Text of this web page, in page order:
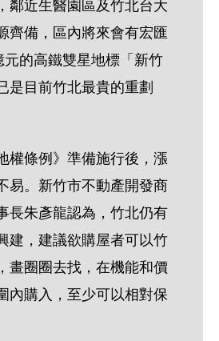
鄰近生醫園區及竹北台大
齊備，區內將來會有宏匯
的高鐵雙星地標「新竹
是目前竹北最貴的重劃
權條例》準備施行後，漲
易。新竹市不動產開發商
長朱彥龍認為，竹北仍有
建，建議欲購屋者可以竹
畫圈圈去找，在機能和價
內購入，至少可以相對保